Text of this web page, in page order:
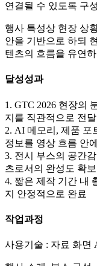
연결될 수 있도록 구
행사 특성상 현장 상
안을 기반으로 하되
텐츠의 흐름을 유연
달성성과
1. GTC 2026 현장의
지를 직관적으로 전달
2. AI 메모리, 제품 포
정보를 영상 흐름 안
3. 전시 부스의 공간
츠로서의 완성도 확보
4. 짧은 제작 기간 내
지 안정적으로 완료
작업과정
사용기술 : 자료 화면